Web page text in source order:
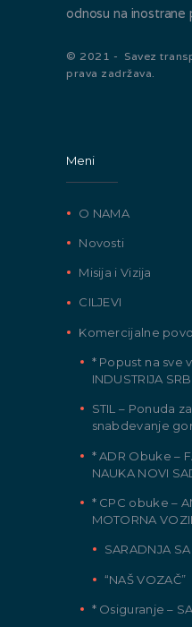
odnosu na inostrane
© 2021 - Savez
prava zadržava.
Meni
O NAMA
Novosti
Misija i Vizija
CILJEVI
Komercijalne
* Popust na sve
INDUSTRIJA
STIL – Ponuda
snabdevanje
* ADR Obuke –
NAUKA NOVI
* CPC obuke –
MOTORNA
SARADNJA
“NAŠ VOZAČ”
* Osiguranje –